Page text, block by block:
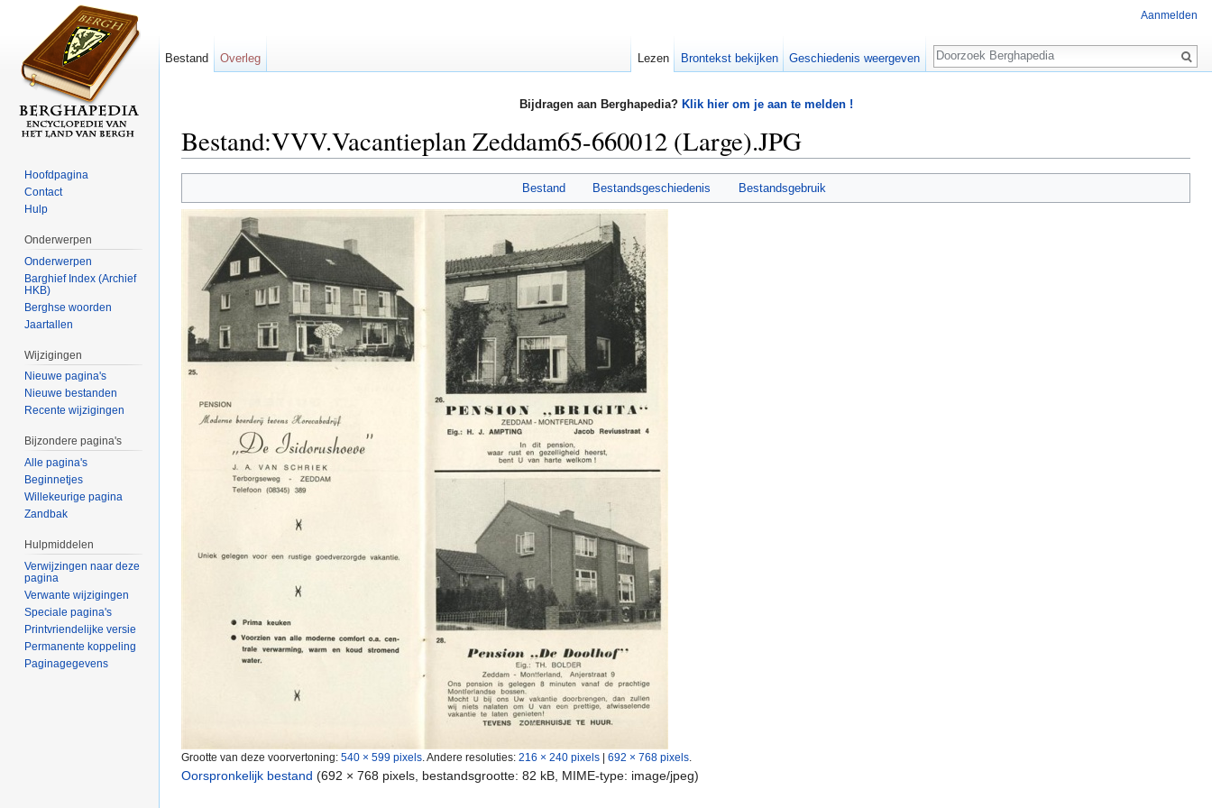
Bijdragen aan Berghapedia? Klik hier om je aan te melden !
Bestand:VVV.Vacantieplan Zeddam65-660012 (Large).JPG
Bestand Bestandsgeschiedenis Bestandsgebruik
Grootte van deze voorvertoning: 540 × 599 pixels Andere resoluties: 216 × 240 pixels | 692 × 768 pixels
Oorspronkelijk bestand (692 × 768 pixels, bestandsgrootte: 82 kB, MIME-type: image/jpeg)
Aanmelden
Bestand Overleg Lezen Brontekst bekijken Geschiedenis weergeven
Zoeken
Hoofdpagina
Contact
Hulp
Onderwerpen
Onderwerpen
Barghief Index (Archief
HKB)
Berghse woorden
Jaartallen
Wijzigingen
Nieuwe pagina's
Nieuwe bestanden
Recente wijzigingen
Bijzondere pagina's
Alle pagina's
Beginnetjes
Willekeurige pagina
Zandbak
Hulpmiddelen
Verwijzingen naar deze
pagina
Verwante wijzigingen
Speciale pagina's
Printvriendelijke versie
Permanente koppeling
Paginagegevens